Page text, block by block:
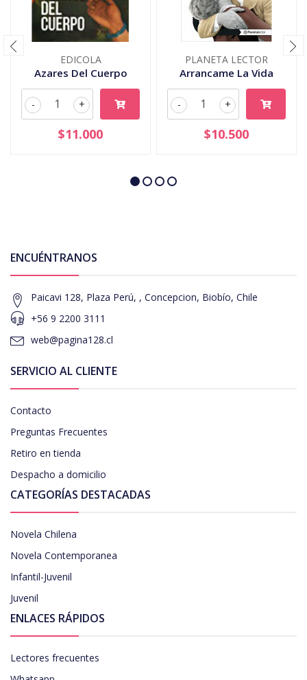
EDICOLA
Azares Del Cuerpo
+
-
$11.000
PLANETA LECTOR
Arrancame La Vida
+
-
$10.500
ENCUÉNTRANOS
Paicavi 128, Plaza Perú, , Concepcion, Biobío, Chile
+56 9 2200 3111
web@pagina128.cl
SERVICIO AL CLIENTE
Contacto
Preguntas Frecuentes
Retiro en tienda
Despacho a domicilio
CATEGORÍAS DESTACADAS
Novela Chilena
Novela Contemporanea
Infantil-Juvenil
Juvenil
ENLACES RÁPIDOS
Lectores frecuentes